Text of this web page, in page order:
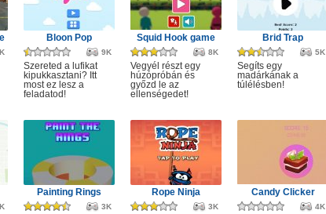
Bloon Pop
9K
Szereted a lufikat
kipukkasztani? Itt
most ez lesz a
feladatod!
Squid Hook game
8K
Vegyél részt egy
húzópróbán és
győzd le az
ellenségedet!
Brid Trap
5K
Segíts egy
madárkának a
túlélésben!
Painting Rings
3K
Rope Ninja
3K
Candy Clicker
4K